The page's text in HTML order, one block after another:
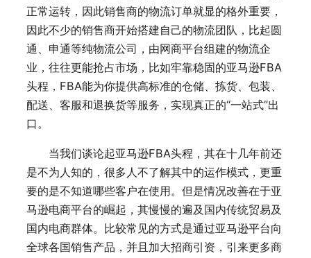
正常运转，因此销售商的物流订单就显的格外重要，
因此不少的销售商开始搭建自己的物流团队，比起圆
通、申通等纯物流公司，由网商平台组建的物流企
业，往往更能抢占市场，比如牢靠稳固的亚马逊FBA
头程，FBA能为你提供高标准的仓储、拣货、包装、
配送、客服和退换货等服务，实现真正的“一站式”出
口。
当我们谈论起亚马逊FBA头程，其在十几年前还
是不为人知的，很多人不了解其中的运作模式，更重
要的是不知道哪些客户在使用。但是情况改善在于亚
马逊电商平台的崛起，其慢慢的遍及国内传统贸易及
国内电商群体。比较常见的方式是通过亚马逊平台向
全球各国销售产品，并且加大招商引资，引来更多商